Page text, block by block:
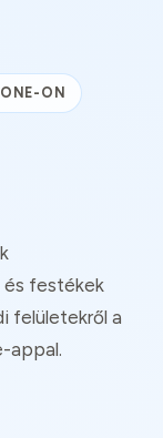
ON
és festékek
felületekről a
appal.